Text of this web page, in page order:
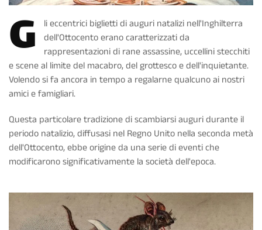
G
li eccentrici biglietti di auguri natalizi nell'Inghilterra
dell'Ottocento erano caratterizzati da
rappresentazioni di rane assassine, uccellini stecchiti
e scene al limite del macabro, del grottesco e dell'inquietante.
Volendo si fa ancora in tempo a regalarne qualcuno ai nostri
amici e famigliari.
Questa particolare tradizione di scambiarsi auguri durante il
periodo natalizio, diffusasi nel Regno Unito nella seconda metà
dell'Ottocento, ebbe origine da una serie di eventi che
modificarono significativamente la società dell'epoca.